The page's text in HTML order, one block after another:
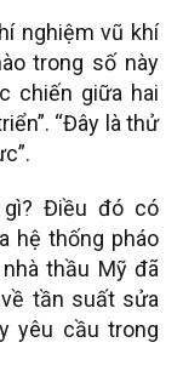
nghiệm vũ khí
trong số này
chiến giữa hai
“Đây là thử
Điều đó có
hệ thống pháo
thầu Mỹ đã
tần suất sửa
yêu cầu trong